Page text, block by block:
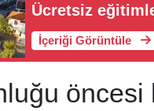
Ücretsiz
İçeriği Görüntüle
öncesi